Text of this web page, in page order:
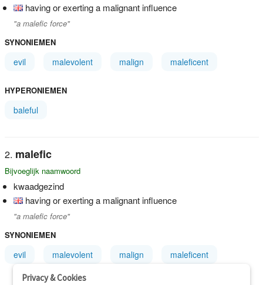
having or exerting a malignant influence
"a malefic force"
SYNONIEMEN
evil malevolent malign maleficent
HYPERONIEMEN
baleful
malefic
Bijvoeglijk naamwoord
kwaadgezind
having or exerting a malignant influence
"a malefic force"
SYNONIEMEN
evil malevolent malign maleficent
Privacy & Cookies